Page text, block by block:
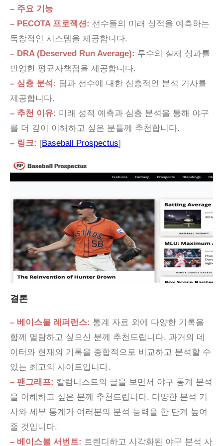
– 주요 기능
– PECOTA 프로젝션: 선수들의 미래 성적을 예측하는
독창적인 시스템을 제공합니다.
– DRA (Deserved Run Average): 투수의 실제 성과를
반영한 평균자책점을 제공합니다.
– 심층 분석: 팀과 선수에 대한 심층적인 분석 기사를
제공합니다.
– 추천 이유: 미래 성적 예측과 심층 분석을 통해 야구
를 더 깊이 이해하고 싶은 분들께 추천합니다.
– 링크: [Baseball Prospectus]
결론
– 베이스볼 레퍼런스: 통계 자료 외에 다양한 기록을
함께 열람하고 싶으신 분께 추천드립니다. 과거의 데
이터와 현재의 기록을 종합적으로 비교하고 분석할 수
있는 최고의 사이트입니다.
– 팬그래프: 칼럼니스트의 글을 보면서 야구 통계 분석
을 이해하고 싶은 분께 추천드립니다. 다양한 분석 기
사와 세부 통계가 여러분의 분석 능력을 한 단계 높여
줄 것입니다.
– 베이스볼 서번트: 트렌디하고 시각화된 야구 분석 사